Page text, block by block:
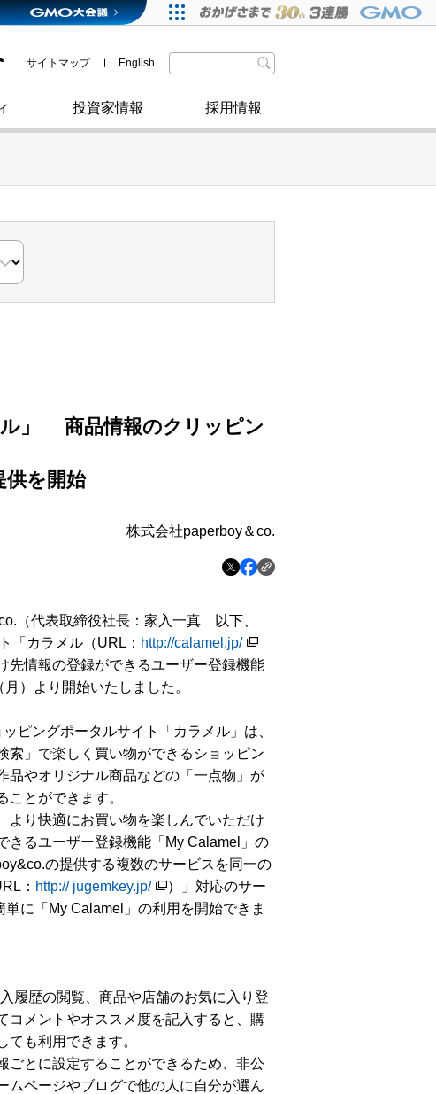
方法
取材のお申し込みについて
その他
SDGsへの取り組み
政府・自治体からの認定
投資家情報
格付・社債情報
採用情報
サイトマップ English
」 商品情報のクリッピン
供を開始
株式会社paperboy＆co.
（代表取締役社長：家入一真 以下、
「カラメル（URL： http://calamel.jp/
先情報の登録ができるユーザー登録機能
）より開始いたしました。
ピングポータルサイト「カラメル」は、
索」で楽しく買い物ができるショッピン
品やオリジナル商品などの「一点物」が
とができます。
り快適にお買い物を楽しんでいただけ
きるユーザー登録機能「My Calamel」の
の提供する複数のサービスを同一の
： http:// jugemkey.jp/
）」対応のサー
に「My Calamel」の利用を開始できま
履歴の閲覧、商品や店舗のお気に入り登
コメントやオススメ度を記入すると、購
も利用できます。
とに設定することができるため、非公
ムページやブログで他の人に自分が選ん